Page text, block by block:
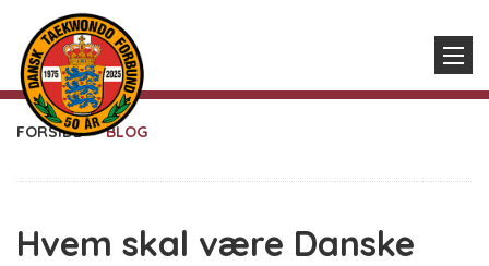
FORSIDE BLOG
Hvem skal være Danske